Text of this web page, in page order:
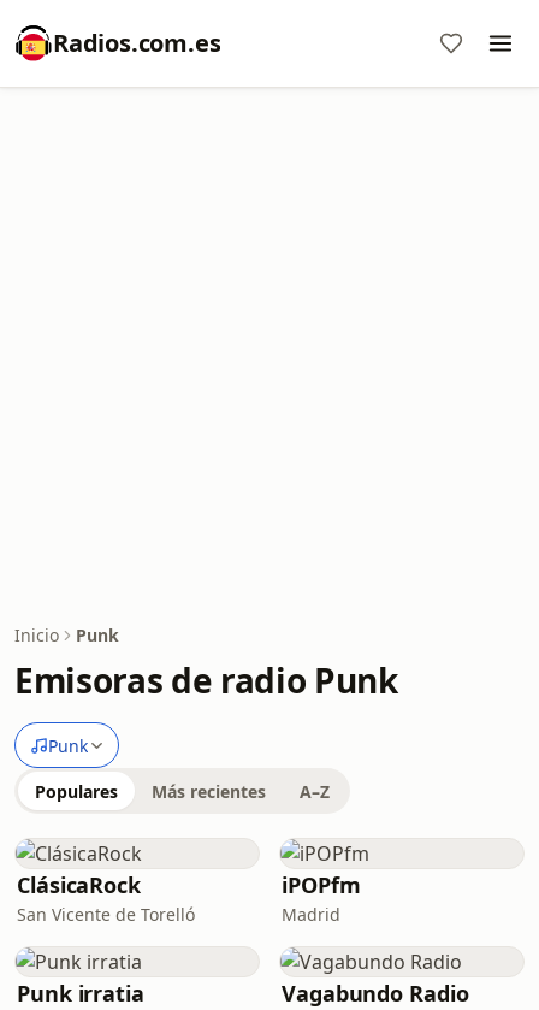
Radios.com.es
Inicio Punk
Emisoras de radio Punk
Punk
Populares Más recientes A–Z
ClásicaRock
San Vicente de Torelló
iPOPfm
Madrid
Punk irratia Vagabundo Radio